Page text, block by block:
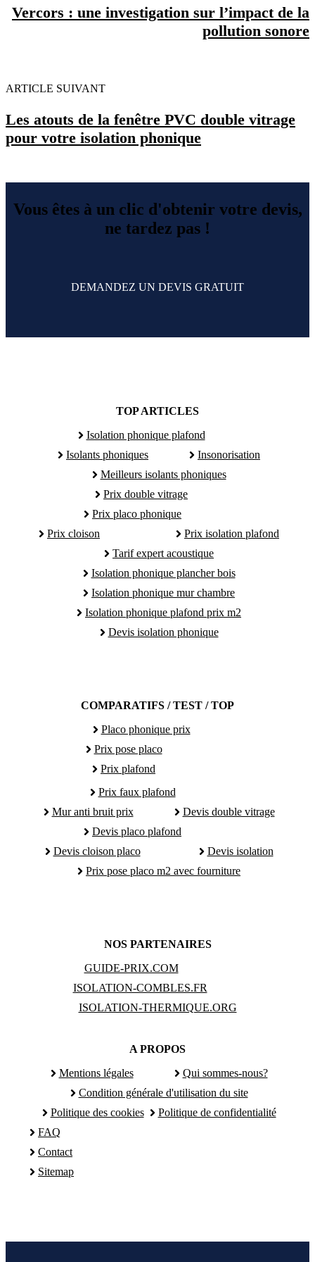
Vercors : une investigation sur l’impact de la
pollution sonore
ARTICLE SUIVANT
Les atouts de la fenêtre PVC double vitrage
pour votre isolation phonique
Vous êtes à un clic d'obtenir votre devis,
ne tardez pas !
DEMANDEZ UN DEVIS GRATUIT
TOP ARTICLES
Isolation phonique plafond
Isolants phoniques
Insonorisation
Meilleurs isolants phoniques
Prix double vitrage
Prix placo phonique
Prix cloison
Prix isolation plafond
Tarif expert acoustique
Isolation phonique plancher bois
Isolation phonique mur chambre
Isolation phonique plafond prix m2
Devis isolation phonique
COMPARATIFS / TEST / TOP
Placo phonique prix
Prix pose placo
Prix plafond
Prix faux plafond
Mur anti bruit prix
Devis double vitrage
Devis placo plafond
Devis cloison placo
Devis isolation
Prix pose placo m2 avec fourniture
NOS PARTENAIRES
GUIDE-PRIX.COM
ISOLATION-COMBLES.FR
ISOLATION-THERMIQUE.ORG
A PROPOS
Mentions légales
Qui sommes-nous?
Condition générale d'utilisation du site
Politique des cookies
Politique de confidentialité
FAQ
Contact
Sitemap